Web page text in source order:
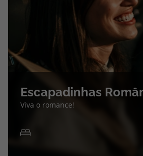
Escapadinhas
Viva o romance!